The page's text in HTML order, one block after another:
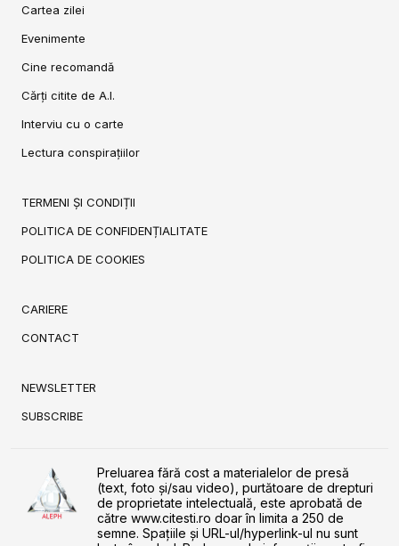
Cartea zilei
Evenimente
Cine recomandă
Cărți citite de A.I.
Interviu cu o carte
Lectura conspirațiilor
TERMENI ȘI CONDIȚII
POLITICA DE CONFIDENȚIALITATE
POLITICA DE COOKIES
CARIERE
CONTACT
NEWSLETTER
SUBSCRIBE
Preluarea fără cost a materialelor de presă
(text, foto și/sau video), purtătoare de drepturi
de proprietate intelectuală, este aprobată de
către www.citesti.ro doar în limita a 250 de
semne. Spaţiile şi URL-ul/hyperlink-ul nu sunt